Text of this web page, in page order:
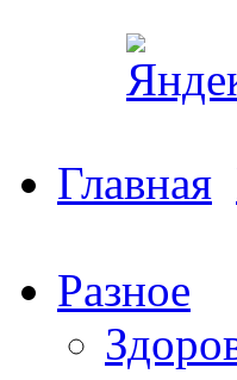
Главная
Разное